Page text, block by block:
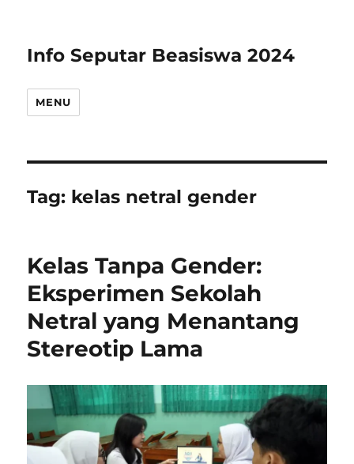
Info Seputar Beasiswa 2024
MENU
Tag: kelas netral gender
Kelas Tanpa Gender:
Eksperimen Sekolah
Netral yang Menantang
Stereotip Lama